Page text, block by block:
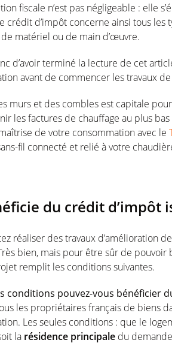
fiscale n’est pas négligeable : elle
crédit d’impôt concerne ainsi tous
de matériel ou de main d’œuvre.
d’avoir terminé la lecture de cet
avant de commencer les travaux
murs et des combles est capitale
les factures de chauffage au plus
de votre consommation avec le
fil connecté et relié à votre
du crédit d’impôt
réaliser des travaux d’amélioration
bien, mais pour être sûr de
remplit les conditions suivantes.
conditions pouvez-vous bénéficier
les propriétaires français de biens
Les seules conditions : que le
la résidence principale du